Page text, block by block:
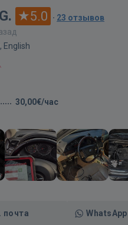
5.0 · 23 отзывов
English
30,00€/час
почта WhatsApp